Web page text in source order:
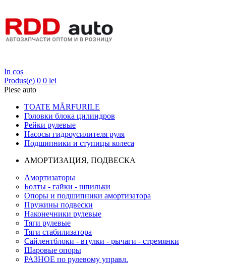
In coș
Produs(e) 0 0 lei
Piese auto
TOATE MĂRFURILE
Головки блока цилиндров
Рейки рулевые
Насосы гидроусилителя руля
Подшипники и ступицы колеса
АМОРТИЗАЦИЯ, ПОДВЕСКА
Амортизаторы
Болты - гайки - шпильки
Опоры и подшипники амортизатора
Пружины подвески
Наконечники рулевые
Тяги рулевые
Тяги стабилизатора
Сайлентблоки - втулки - рычаги - стремянки
Шаровые опоры
РАЗНОЕ по рулевому управл.